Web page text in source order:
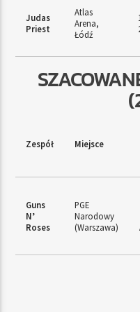
Judas
Priest
Atlas
Arena,
Łódź
Zespół Miejsce
Guns
N’
Roses
PGE
Narodowy
(Warszawa)